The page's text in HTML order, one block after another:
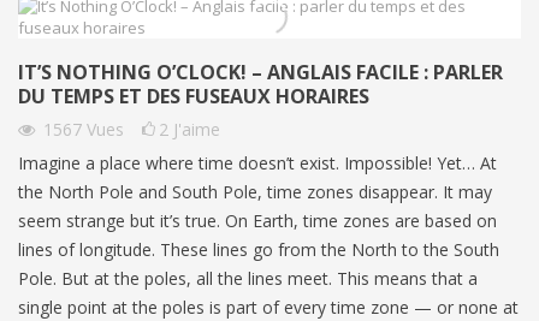
IT’S NOTHING O’CLOCK! – ANGLAIS FACILE : PARLER
DU TEMPS ET DES FUSEAUX HORAIRES
1567 Vues 2 J'aime
Imagine a place where time doesn’t exist. Impossible! Yet… At
the North Pole and South Pole, time zones disappear. It may
seem strange but it’s true. On Earth, time zones are based on
lines of longitude. These lines go from the North to the South
Pole. But at the poles, all the lines meet. This means that a
single point at the poles is part of every time zone — or none at